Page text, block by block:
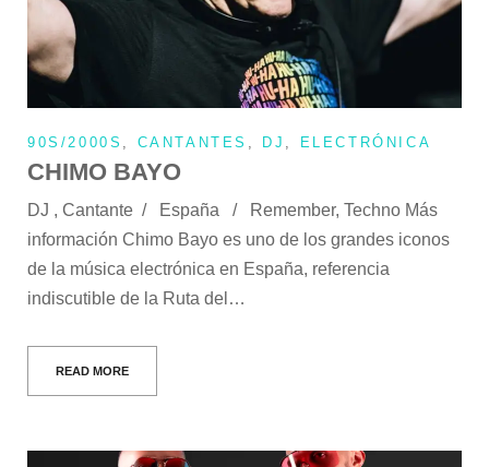
90S/2000S CANTANTES DJ ELECTRÓNICA
CHIMO BAYO
DJ , Cantante / España / Remember, Techno Más
información Chimo Bayo es uno de los grandes iconos
de la música electrónica en España, referencia
indiscutible de la Ruta del…
READ MORE